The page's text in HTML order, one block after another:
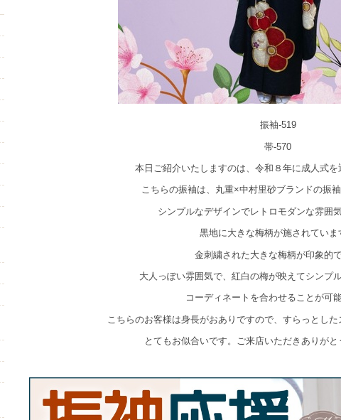
振袖-519
帯-570
本日ご紹介いたしますのは、令和８年に成人式を
こちらの振袖は、丸重×中村里砂ブランドの振袖
シンプルなデザインでレトロモダンな雰囲
黒地に大きな梅柄が施されていま
金刺繍された大きな梅柄が印象的で
大人っぽい雰囲気で、紅白の梅が映えてシンプ
コーディネートを合わせることが可能
こちらのお客様は身長がおありですので、すらっとし
とてもお似合いです。ご来店いただきありがと